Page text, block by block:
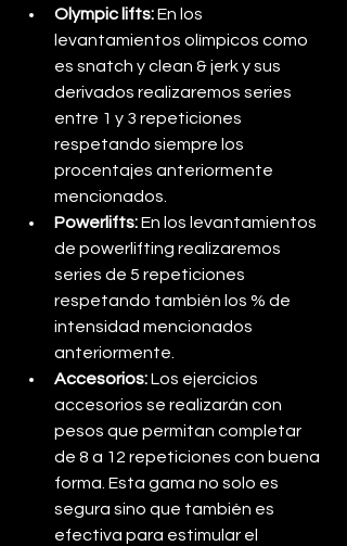
Olympic lifts: En los
levantamientos olímpicos como
es snatch y clean & jerk y sus
derivados realizaremos series
entre 1 y 3 repeticiones
respetando siempre los
procentajes anteriormente
mencionados.
Powerlifts: En los levantamientos
de powerlifting realizaremos
series de 5 repeticiones
respetando también los % de
intensidad mencionados
anteriormente.
Accesorios: Los ejercicios
accesorios se realizarán con
pesos que permitan completar
de 8 a 12 repeticiones con buena
forma. Esta gama no solo es
segura sino que también es
efectiva para estimular el